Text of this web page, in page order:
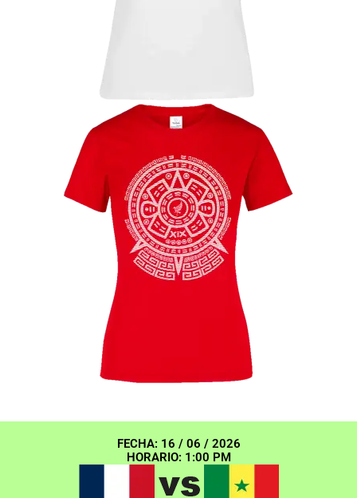
FECHA: 16 / 06 / 2026
HORARIO: 1:00 PM